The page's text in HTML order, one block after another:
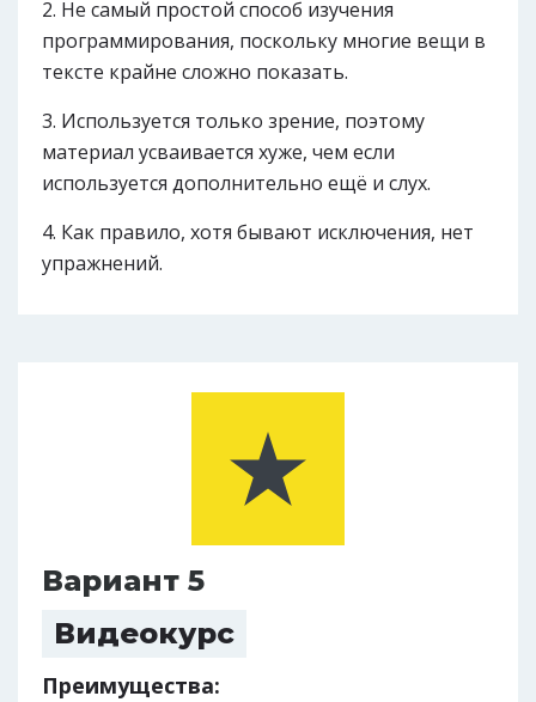
Не самый простой способ изучения
программирования, поскольку многие вещи в
тексте крайне сложно показать.
Используется только зрение, поэтому
материал усваивается хуже, чем если
используется дополнительно ещё и слух.
Как правило, хотя бывают исключения, нет
упражнений.
Вариант 5
Видеокурс
Преимущества: